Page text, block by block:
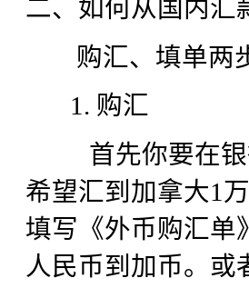
二、如何从国内汇
购汇、填单两步
1. 购汇
首先你要在银行
希望汇到加拿大1
填写《外币购汇单
人民币到加币。或